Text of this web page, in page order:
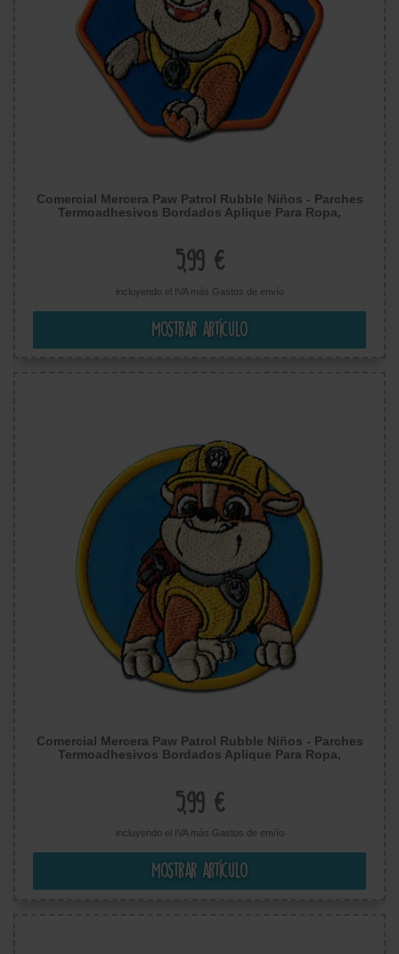
Comercial Mercera Paw Patrol Rubble Niños - Parches
Termoadhesivos Bordados Aplique Para Ropa,
5,99 €
incluyendo el IVA más Gastos de envío
Mostrar artículo
Comercial Mercera Paw Patrol Rubble Niños - Parches
Termoadhesivos Bordados Aplique Para Ropa,
5,99 €
incluyendo el IVA más Gastos de envío
Mostrar artículo